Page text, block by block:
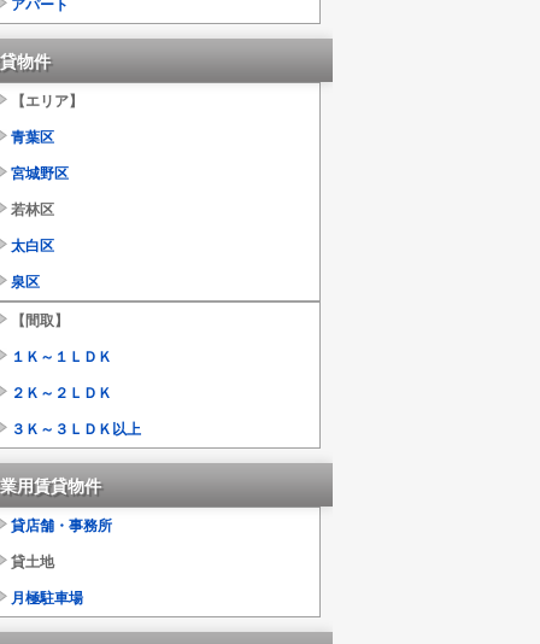
アパート
物件
【エリア】
青葉区
宮城野区
若林区
太白区
泉区
【間取】
１Ｋ～１ＬＤＫ
２Ｋ～２ＬＤＫ
３Ｋ～３ＬＤＫ以上
用賃貸物件
貸店舗・事務所
貸土地
月極駐車場